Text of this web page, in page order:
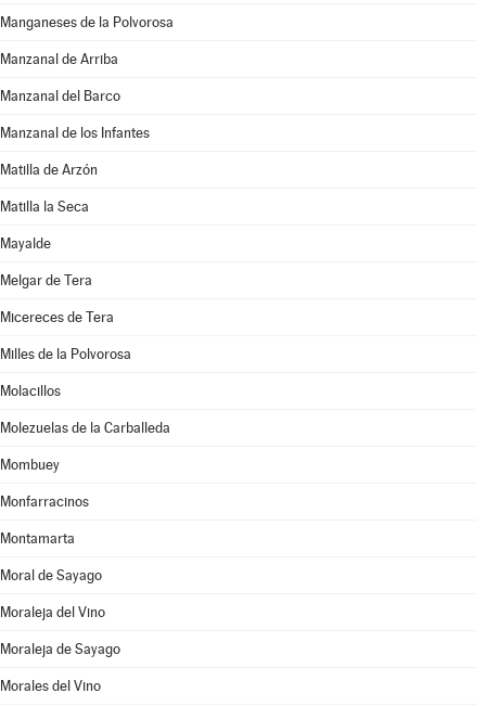
Manganeses de la Polvorosa
Manzanal de Arriba
Manzanal del Barco
Manzanal de los Infantes
Matilla de Arzón
Matilla la Seca
Mayalde
Melgar de Tera
Micereces de Tera
Milles de la Polvorosa
Molacillos
Molezuelas de la Carballeda
Mombuey
Monfarracinos
Montamarta
Moral de Sayago
Moraleja del Vino
Moraleja de Sayago
Morales del Vino